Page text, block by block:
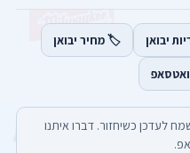
יבואן 🏷️ מחיר יבואן
לעדכן כשיחזור. דברו איתנו